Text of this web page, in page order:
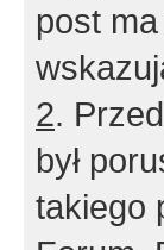
post
2.
był
takiego